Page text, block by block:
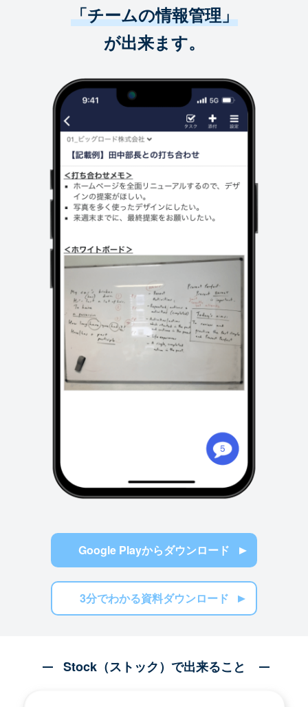
「チームの情報管理」
が出来ます。
Google Playからダウンロード
3分でわかる資料ダウンロード
Stock（ストック）で出来ること